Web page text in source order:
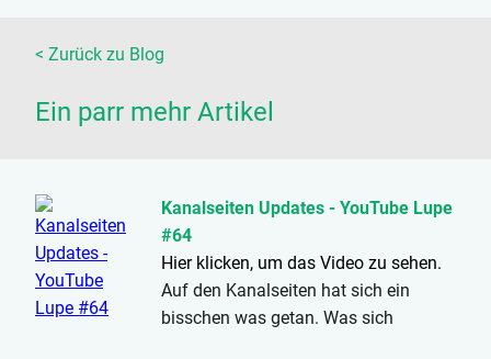
< Zurück zu Blog
Ein parr mehr Artikel
Kanalseiten Updates - YouTube Lupe
#64
Hier klicken, um das Video zu sehen.
Auf den Kanalseiten hat sich ein
bisschen was getan. Was sich